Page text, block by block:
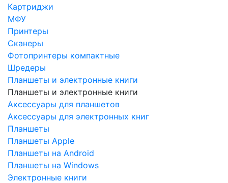
Картриджи
МФУ
Принтеры
Сканеры
Фотопринтеры компактные
Шредеры
Планшеты и электронные книги
Планшеты и электронные книги
Аксессуары для планшетов
Аксессуары для электронных книг
Планшеты
Планшеты Apple
Планшеты на Android
Планшеты на Windows
Электронные книги